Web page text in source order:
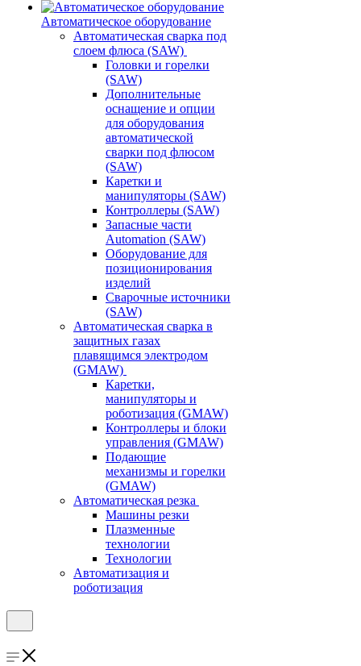
Автоматическое оборудование
Автоматическая сварка под
слоем флюса (SAW)
Головки и горелки
(SAW)
Дополнительные
оснащение и опции
для оборудования
автоматической
сварки под флюсом
(SAW)
Каретки и
манипуляторы (SAW)
Контроллеры (SAW)
Запасные части
Automation (SAW)
Оборудование для
позиционирования
изделий
Сварочные источники
(SAW)
Автоматическая сварка в
защитных газах
плавящимся электродом
(GMAW)
Каретки,
манипуляторы и
роботизация (GMAW)
Контроллеры и блоки
управления (GMAW)
Подающие
механизмы и горелки
(GMAW)
Автоматическая резка
Машины резки
Плазменные
технологии
Технологии
Автоматизация и
роботизация